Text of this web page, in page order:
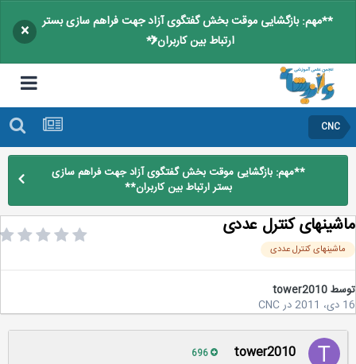
**مهم: بازگشایی موقت بخش گفتگوی آزاد جهت فراهم سازی بستر
ارتباط بین کاربران**
×
CNC
**مهم: بازگشایی موقت بخش گفتگوی آزاد جهت فراهم سازی
بستر ارتباط بین کاربران**
کنترل عددی
کنترل عددی
tower2010
درCNC
tower2010